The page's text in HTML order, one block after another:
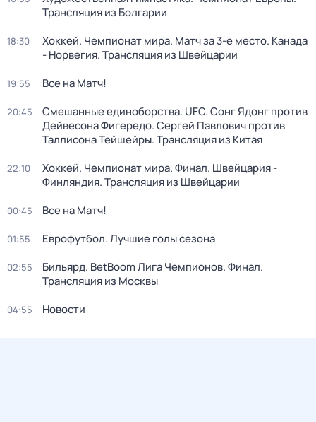
Трансляция из Болгарии
18:30
Хоккей. Чемпионат мира. Матч за 3-е место. Канада
- Норвегия. Трансляция из Швейцарии
19:55 Все на Матч!
20:45
Смешанные единоборства. UFC. Сонг Ядонг против
Дейвесона Фигередо. Сергей Павлович против
Таллисона Тейшейры. Трансляция из Китая
22:10
Хоккей. Чемпионат мира. Финал. Швейцария -
Финляндия. Трансляция из Швейцарии
00:45 Все на Матч!
01:55 Еврофутбол. Лучшие голы сезона
02:55
Бильярд. BetBoom Лига Чемпионов. Финал.
Трансляция из Москвы
04:55 Новости